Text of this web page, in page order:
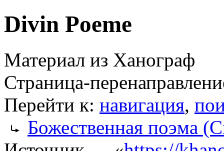
Divin Poeme
Материал из Ханограф
Страница-
Перейти к: навигация,
Божественная поэма